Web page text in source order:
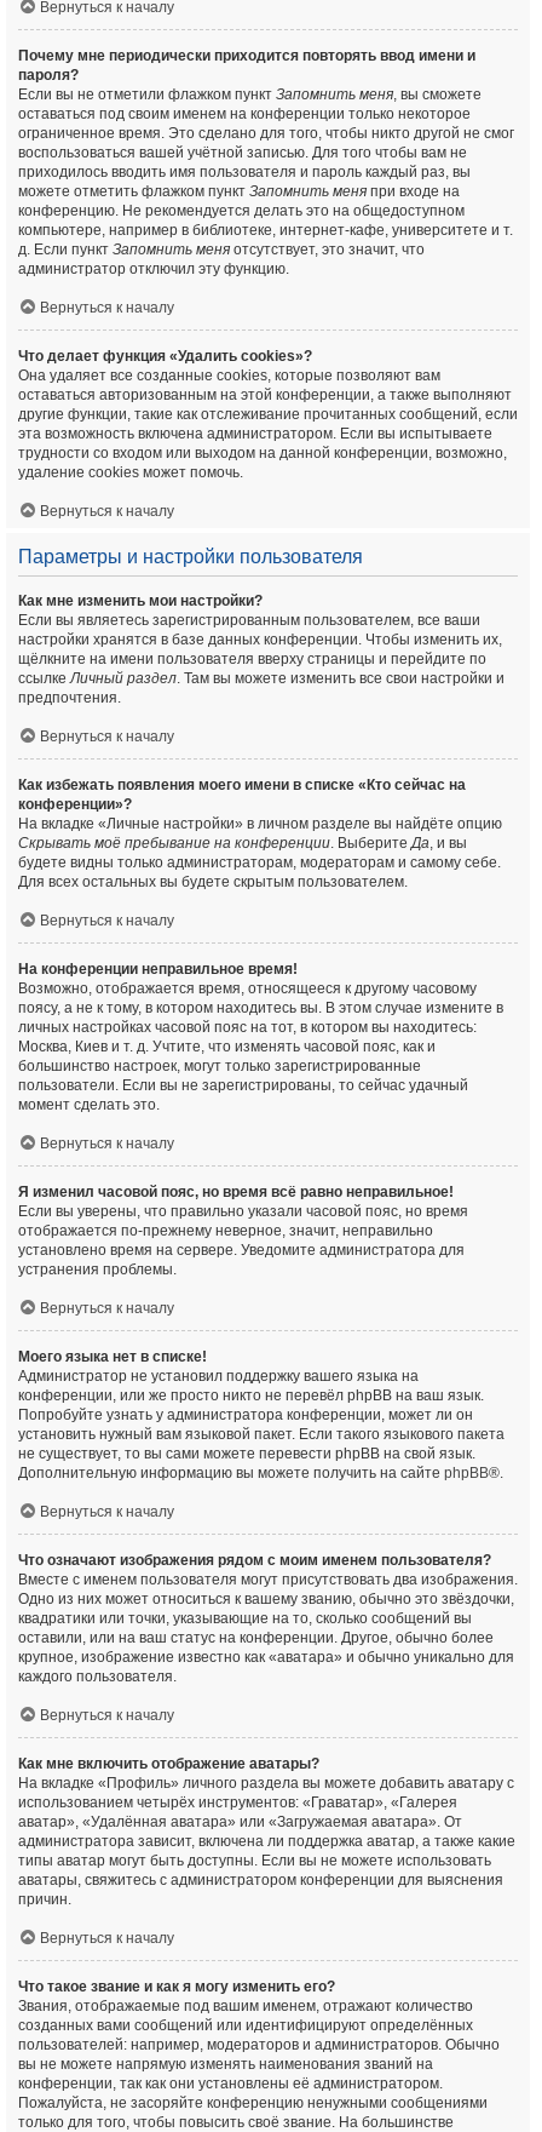
Вернуться к началу
Почему мне периодически приходится повторять ввод имени и
пароля?
Если вы не отметили флажком пункт Запомнить меня, вы сможете
оставаться под своим именем на конференции только некоторое
ограниченное время. Это сделано для того, чтобы никто другой не смог
воспользоваться вашей учётной записью. Для того чтобы вам не
приходилось вводить имя пользователя и пароль каждый раз, вы
можете отметить флажком пункт Запомнить меня при входе на
конференцию. Не рекомендуется делать это на общедоступном
компьютере, например в библиотеке, интернет-кафе, университете и т.
д. Если пункт Запомнить меня отсутствует, это значит, что
администратор отключил эту функцию.
Вернуться к началу
Что делает функция «Удалить cookies»?
Она удаляет все созданные cookies, которые позволяют вам
оставаться авторизованным на этой конференции, а также выполняют
другие функции, такие как отслеживание прочитанных сообщений, если
эта возможность включена администратором. Если вы испытываете
трудности со входом или выходом на данной конференции, возможно,
удаление cookies может помочь.
Вернуться к началу
Параметры и настройки пользователя
Как мне изменить мои настройки?
Если вы являетесь зарегистрированным пользователем, все ваши
настройки хранятся в базе данных конференции. Чтобы изменить их,
щёлкните на имени пользователя вверху страницы и перейдите по
ссылкеЛичный раздел. Там вы можете изменить все свои настройки и
предпочтения.
Вернуться к началу
Как избежать появления моего имени в списке «Кто сейчас на
конференции»?
На вкладке «Личные настройки» в личном разделе вы найдёте опцию
Скрывать моё пребывание на конференции. ВыберитеДа, и вы
будете видны только администраторам, модераторам и самому себе.
Для всех остальных вы будете скрытым пользователем.
Вернуться к началу
На конференции неправильное время!
Возможно, отображается время, относящееся к другому часовому
поясу, а не к тому, в котором находитесь вы. В этом случае измените в
личных настройках часовой пояс на тот, в котором вы находитесь:
Москва, Киев и т. д. Учтите, что изменять часовой пояс, как и
большинство настроек, могут только зарегистрированные
пользователи. Если вы не зарегистрированы, то сейчас удачный
момент сделать это.
Вернуться к началу
Я изменил часовой пояс, но время всё равно неправильное!
Если вы уверены, что правильно указали часовой пояс, но время
отображается по-прежнему неверное, значит, неправильно
установлено время на сервере. Уведомите администратора для
устранения проблемы.
Вернуться к началу
Моего языка нет в списке!
Администратор не установил поддержку вашего языка на
конференции, или же просто никто не перевёл phpBB на ваш язык.
Попробуйте узнать у администратора конференции, может ли он
установить нужный вам языковой пакет. Если такого языкового пакета
не существует, то вы сами можете перевести phpBB на свой язык.
Дополнительную информацию вы можете получить на сайте phpBB®.
Вернуться к началу
Что означают изображения рядом с моим именем пользователя?
Вместе с именем пользователя могут присутствовать два изображения.
Одно из них может относиться к вашему званию, обычно это звёздочки,
квадратики или точки, указывающие на то, сколько сообщений вы
оставили, или на ваш статус на конференции. Другое, обычно более
крупное, изображение известно как «аватара» и обычно уникально для
каждого пользователя.
Вернуться к началу
Как мне включить отображение аватары?
На вкладке «Профиль» личного раздела вы можете добавить аватару с
использованием четырёх инструментов: «Граватар», «Галерея
аватар», «Удалённая аватара» или «Загружаемая аватара». От
администратора зависит, включена ли поддержка аватар, а также какие
типы аватар могут быть доступны. Если вы не можете использовать
аватары, свяжитесь с администратором конференции для выяснения
причин.
Вернуться к началу
Что такое звание и как я могу изменить его?
Звания, отображаемые под вашим именем, отражают количество
созданных вами сообщений или идентифицируют определённых
пользователей: например, модераторов и администраторов. Обычно
вы не можете напрямую изменять наименования званий на
конференции, так как они установлены её администратором.
Пожалуйста, не засоряйте конференцию ненужными сообщениями
только для того, чтобы повысить своё звание. На большинстве